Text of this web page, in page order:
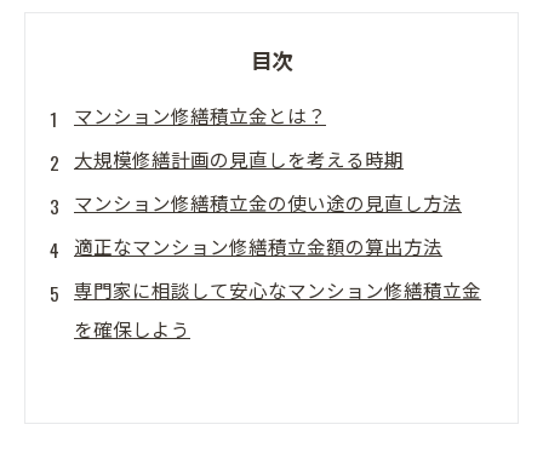
目次
マンション修繕積立金とは？
大規模修繕計画の見直しを考える時期
マンション修繕積立金の使い途の見直し方法
適正なマンション修繕積立金額の算出方法
専門家に相談して安心なマンション修繕積立金
を確保しよう